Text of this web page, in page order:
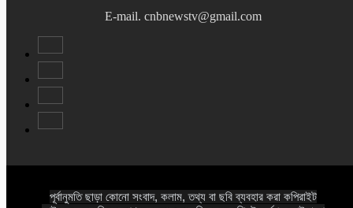
E-mail. cnbnewstv@gmail.com
পূর্বানুমতি ছাড়া কোনো সংবাদ, কলাম, তথ্য বা ছবি ব্যবহার করা কপিরাইট